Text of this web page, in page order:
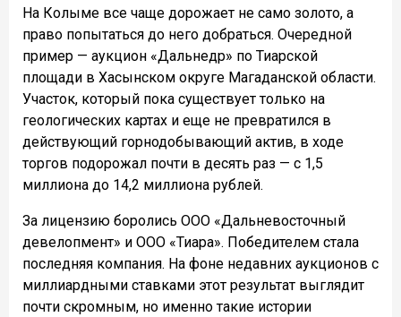
На Колыме все чаще дорожает не само золото, а
право попытаться до него добраться. Очередной
пример — аукцион «Дальнедр» по Тиарской
площади в Хасынском округе Магаданской области.
Участок, который пока существует только на
геологических картах и еще не превратился в
действующий горнодобывающий актив, в ходе
торгов подорожал почти в десять раз — с 1,5
миллиона до 14,2 миллиона рублей.
За лицензию боролись ООО «Дальневосточный
девелопмент» и ООО «Тиара». Победителем стала
последняя компания. На фоне недавних аукционов с
миллиардными ставками этот результат выглядит
почти скромным, но именно такие истории